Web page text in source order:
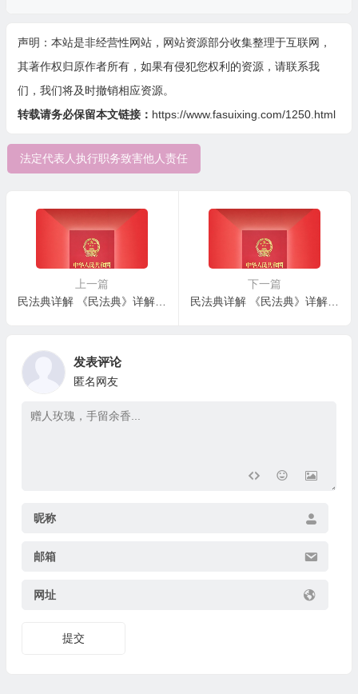
声明：本站是非经营性网站，网站资源部分收集整理于互联网，
其著作权归原作者所有，如果有侵犯您权利的资源，请联系我
们，我们将及时撤销相应资源。
转载请务必保留本文链接： https://www.fasuixing.com/1250.html
法定代表人执行职务致害他人责任
上一篇
民法典详解 《民法典》详解 – 第六十一条：法定代表人及权限范围
下一篇
民法典详解 《民法典》详解 – 第六十三条：法人住所
发表评论
匿名网友
昵称
邮箱
网址
提交